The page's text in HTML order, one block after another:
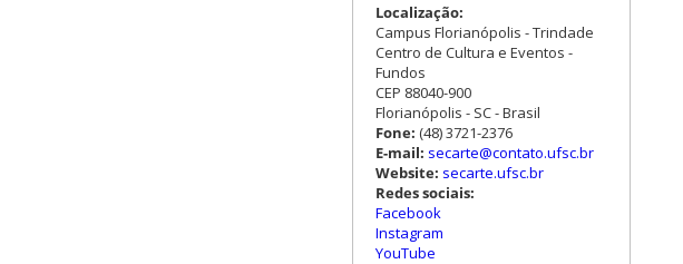
Localização:
Campus Florianópolis - Trindade
Centro de Cultura e Eventos -
Fundos
CEP 88040-900
Florianópolis - SC - Brasil
Fone: (48) 3721-2376
E-mail: secarte@contato.ufsc.br
Website: secarte.ufsc.br
Redes sociais:
Facebook
Instagram
YouTube